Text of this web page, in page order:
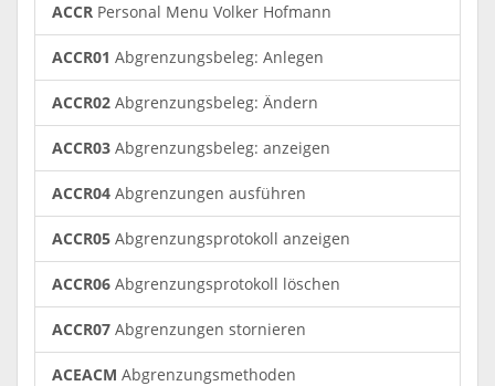
ACCR Personal Menu Volker Hofmann
ACCR01 Abgrenzungsbeleg: Anlegen
ACCR02 Abgrenzungsbeleg: Ändern
ACCR03 Abgrenzungsbeleg: anzeigen
ACCR04 Abgrenzungen ausführen
ACCR05 Abgrenzungsprotokoll anzeigen
ACCR06 Abgrenzungsprotokoll löschen
ACCR07 Abgrenzungen stornieren
ACEACM Abgrenzungsmethoden